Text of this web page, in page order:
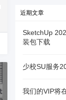
近期文章
SketchUp
装包下载
少校SU服务
我们的VIP将